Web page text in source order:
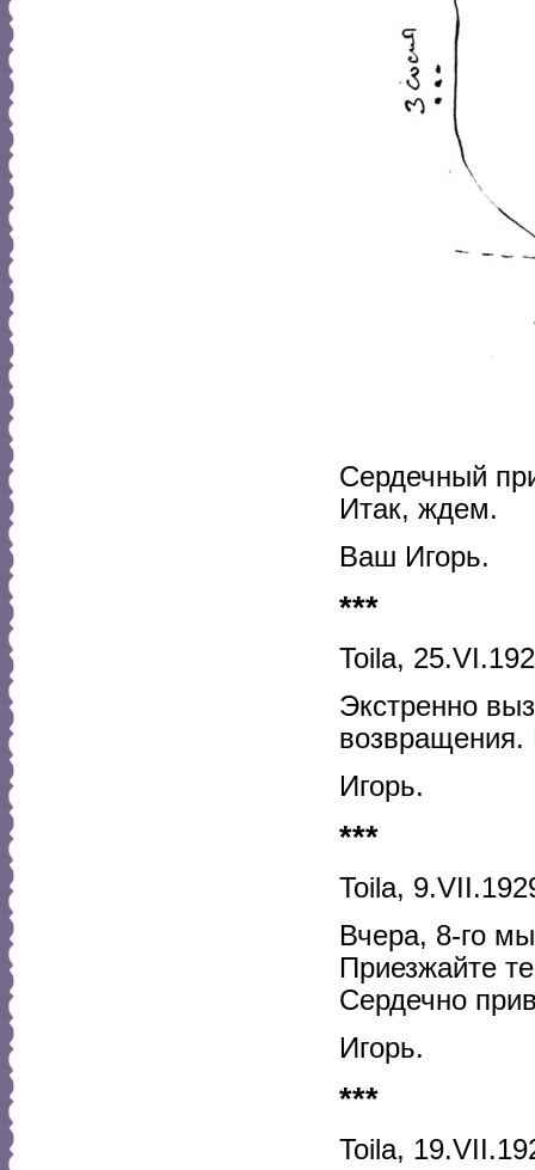
Сердечный
Итак, ждем.
Ваш Игорь.
***
Toila,
Экстренно
возвращения.
Игорь.
***
Toila,
Вчера, 8-го
Приезжайте
Сердечно
Игорь.
***
Toila,